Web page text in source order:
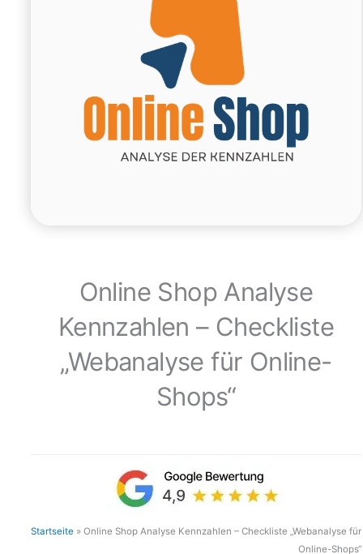
Online Shop Analyse
Kennzahlen – Checkliste
„Webanalyse für Online-
Shops“
Startseite » Online Shop Analyse Kennzahlen – Checkliste „Webanalyse für
Online-Shops“